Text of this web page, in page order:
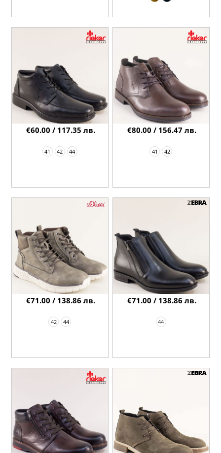
41 42 44
€60.00 / 117.35 лв.
41 42
€80.00 / 156.47 лв.
42 44
€71.00 / 138.86 лв.
44
€71.00 / 138.86 лв.